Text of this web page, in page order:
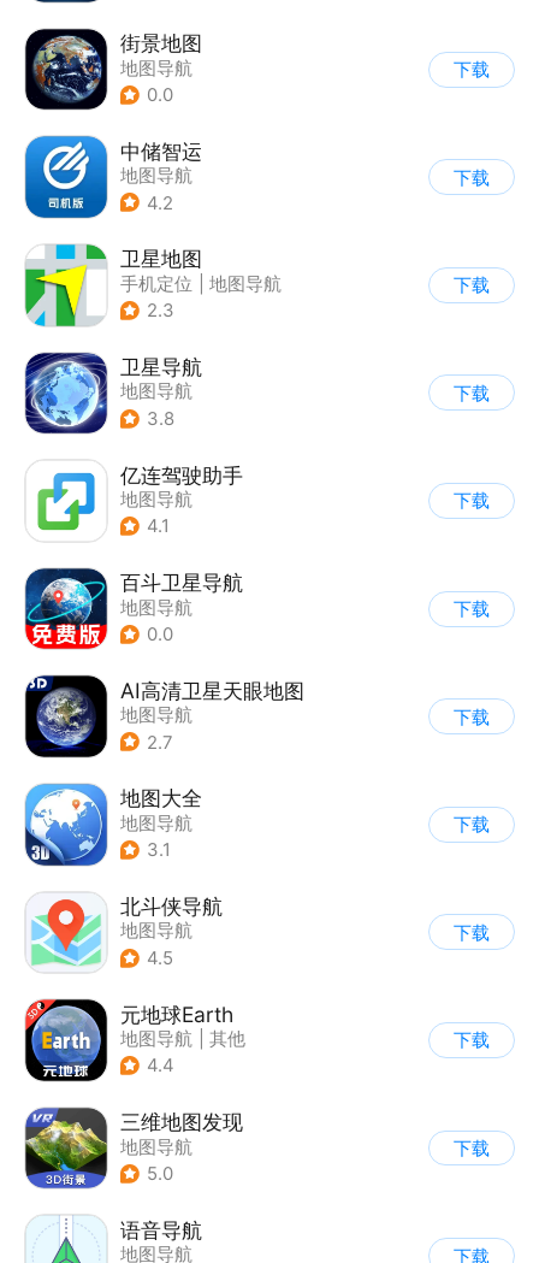
街景地图
地图导航
0.0
下载
中储智运
地图导航
4.2
下载
卫星地图
手机定位
地图导航
2.3
下载
卫星导航
地图导航
3.8
下载
亿连驾驶助手
地图导航
4.1
下载
百斗卫星导航
地图导航
0.0
下载
AI高清卫星天眼地图
地图导航
2.7
下载
地图大全
地图导航
3.1
下载
北斗侠导航
地图导航
4.5
下载
元地球Earth
地图导航
其他
4.4
下载
三维地图发现
地图导航
5.0
下载
语音导航
地图导航
下载